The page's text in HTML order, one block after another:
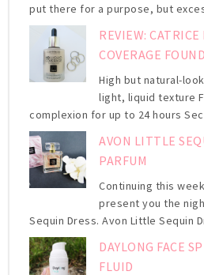
put there for a purpose, but
REVIEW:
COVERAGE
High but natural-
light, liquid texture
complexion for up to 24 hours
AVON LITTLE
PARFUM
Continuing this
present you the
Sequin Dress. Avon Little Sequin
DAYLONG FACE
FLUID